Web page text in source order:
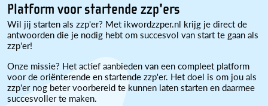
Platform voor startende zzp'ers
Wil jij starten als zzp'er? Met ikwordzzper.nl krijg je direct de
antwoorden die je nodig hebt om succesvol van start te gaan als
zzp'er!
Onze missie? Het actief aanbieden van een compleet platform
voor de oriënterende en startende zzp'er. Het doel is om jou als
zzp'er nog beter voorbereid te kunnen laten starten en daarmee
succesvoller te maken.